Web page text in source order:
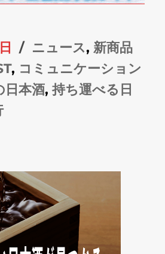
カ
テ
ゴ
ニュース, 新商品
, コミュニケーション
日本酒,持ち運べる日